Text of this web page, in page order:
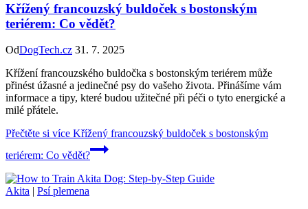
Křížený francouzský buldoček s bostonským
teriérem: Co vědět?
OdDogTech.cz 31. 7. 2025
Křížení francouzského buldočka s bostonským teriérem může
přinést úžasné a jedinečné psy do vašeho života. Přinášíme vám
informace a tipy, které budou užitečné při péči o tyto energické a
milé přátele.
Přečtěte si více Křížený francouzský buldoček s bostonským
teriérem: Co vědět?
Akita | Psí plemena